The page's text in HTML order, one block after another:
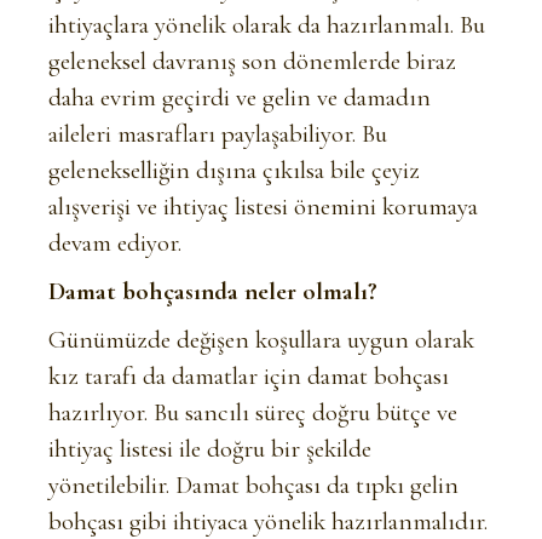
ihtiyaçlara yönelik olarak da hazırlanmalı. Bu
geleneksel davranış son dönemlerde biraz
daha evrim geçirdi ve gelin ve damadın
aileleri masrafları paylaşabiliyor. Bu
gelenekselliğin dışına çıkılsa bile çeyiz
alışverişi ve ihtiyaç listesi önemini korumaya
devam ediyor.
Damat bohçasında neler olmalı?
Günümüzde değişen koşullara uygun olarak
kız tarafı da damatlar için damat bohçası
hazırlıyor. Bu sancılı süreç doğru bütçe ve
ihtiyaç listesi ile doğru bir şekilde
yönetilebilir. Damat bohçası da tıpkı gelin
bohçası gibi ihtiyaca yönelik hazırlanmalıdır.